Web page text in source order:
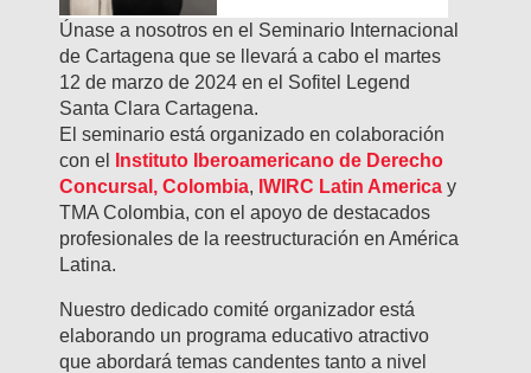
Únase a nosotros en el Seminario Internacional
de Cartagena que se llevará a cabo el martes
12 de marzo de 2024 en el Sofitel Legend
Santa Clara Cartagena.
El seminario está organizado en colaboración
con el
Instituto Iberoamericano de Derecho
Concursal , Colombia, IWIRC Latin America y
TMA Colombia, con el apoyo de destacados
profesionales de la reestructuración en América
Latina.
Nuestro dedicado comité organizador está
elaborando un programa educativo atractivo
que abordará temas candentes tanto a nivel